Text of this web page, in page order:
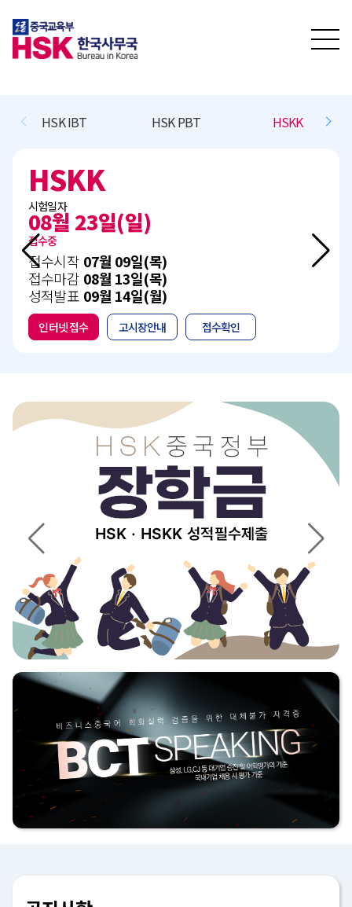
HSKK BCT L/R/(W) BCT Speaking
BCT L/R/(W)
11월 15일(일)
접수시작10월 13일(화)
접수마감11월 05일(목)
성적발표12월 15일(화)
인터넷 접수 고시장안내